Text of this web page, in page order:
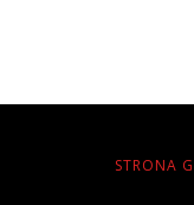
STRONA